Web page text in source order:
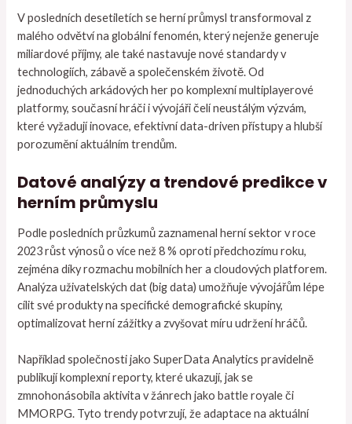
V posledních desetiletích se herní průmysl transformoval z
malého odvětví na globální fenomén, který nejenže generuje
miliardové příjmy, ale také nastavuje nové standardy v
technologiích, zábavě a společenském životě. Od
jednoduchých arkádových her po komplexní multiplayerové
platformy, současní hráči i vývojáři čelí neustálým výzvám,
které vyžadují inovace, efektivní data-driven přístupy a hlubší
porozumění aktuálním trendům.
Datové analýzy a trendové predikce v
herním průmyslu
Podle posledních průzkumů zaznamenal herní sektor v roce
2023 růst výnosů o více než 8 % oproti předchozímu roku,
zejména díky rozmachu mobilních her a cloudových platforem.
Analýza uživatelských dat (big data) umožňuje vývojářům lépe
cílit své produkty na specifické demografické skupiny,
optimalizovat herní zážitky a zvyšovat míru udržení hráčů.
Například společnosti jako SuperData Analytics pravidelně
publikují komplexní reporty, které ukazují, jak se
zmnohonásobila aktivita v žánrech jako battle royale či
MMORPG. Tyto trendy potvrzují, že adaptace na aktuální